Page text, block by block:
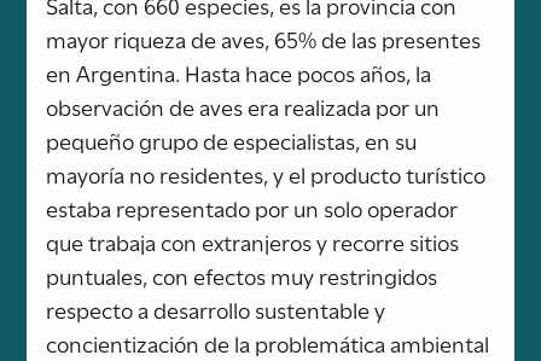
mayor riqueza de aves, 65% de las presentes
en Argentina. Hasta hace pocos años, la
observación de aves era realizada por un
pequeño grupo de especialistas, en su
mayoría no residentes, y el producto turístico
estaba representado por un solo operador
que trabaja con extranjeros y recorre sitios
puntuales, con efectos muy restringidos
respecto a desarrollo sustentable y
concientización de la problemática ambiental